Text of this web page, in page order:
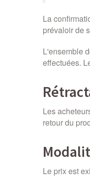
La
prévaloir de
L'ensemble
effectuées.
Les
retour du
Le prix est